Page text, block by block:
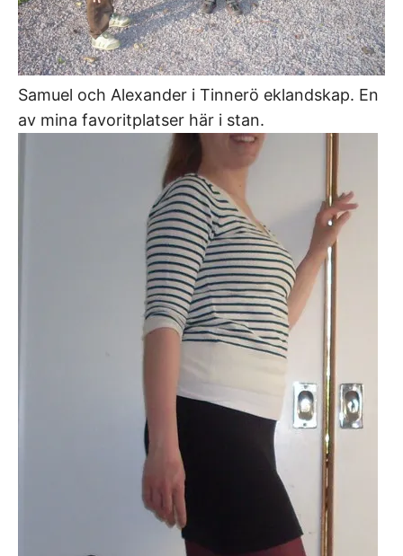
Samuel och Alexander i Tinnerö eklandskap. En
av mina favoritplatser här i stan.